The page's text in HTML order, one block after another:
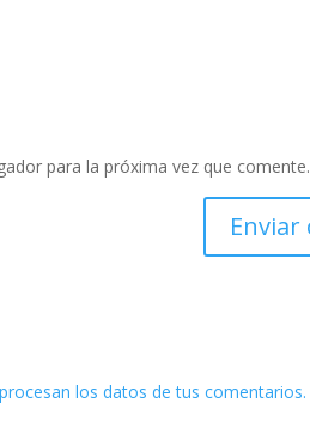
para la próxima vez que comente.
los datos de tus comentarios.